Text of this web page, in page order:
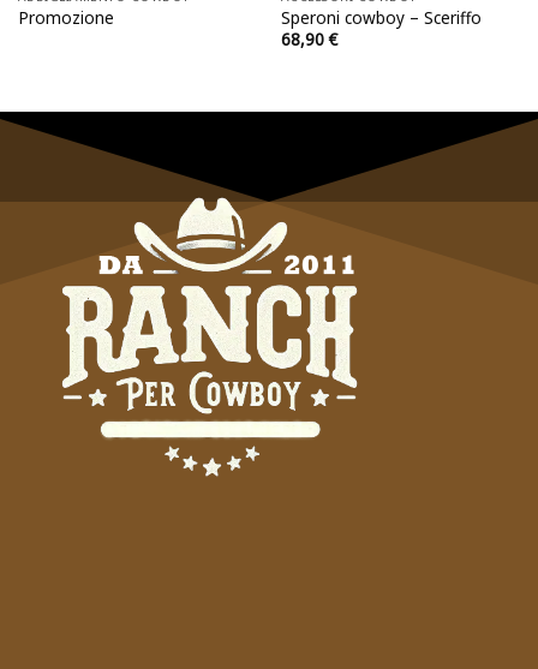
Promozione
Speroni cowboy – Sceriffo
68,90€